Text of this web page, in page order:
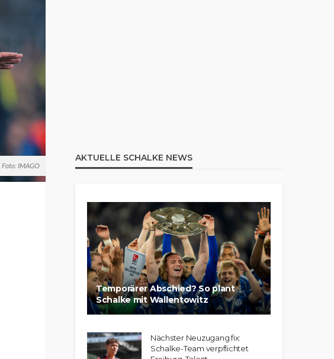
Foto: IMAGO
AKTUELLE SCHALKE NEWS
Temporärer Abschied? So plant
Schalke mit Wallentowitz
Nächster Neuzugang fix:
Schalke-Team verpflichtet